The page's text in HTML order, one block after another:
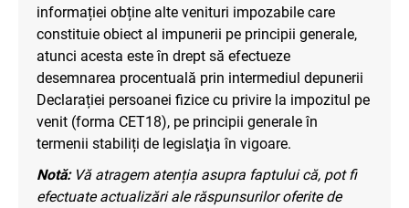
informației obține alte venituri impozabile care
constituie obiect al impunerii pe principii generale,
atunci acesta este în drept să efectueze
desemnarea procentuală prin intermediul depunerii
Declarației persoanei fizice cu privire la impozitul pe
venit (forma CET18), pe principii generale în
termenii stabiliți de legislaţia în vigoare.
Notă:Vă atragem atenția asupra faptului că, pot fi
efectuate actualizări ale răspunsurilor oferite de